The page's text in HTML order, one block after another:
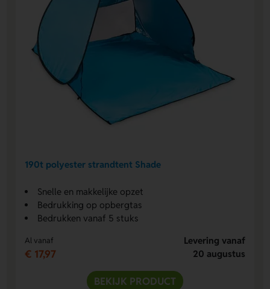
190t polyester strandtent Shade
Snelle en makkelijke opzet
Bedrukking op opbergtas
Bedrukken vanaf 5 stuks
Al vanaf
€ 17,97
Levering vanaf
20 augustus
BEKIJK PRODUCT